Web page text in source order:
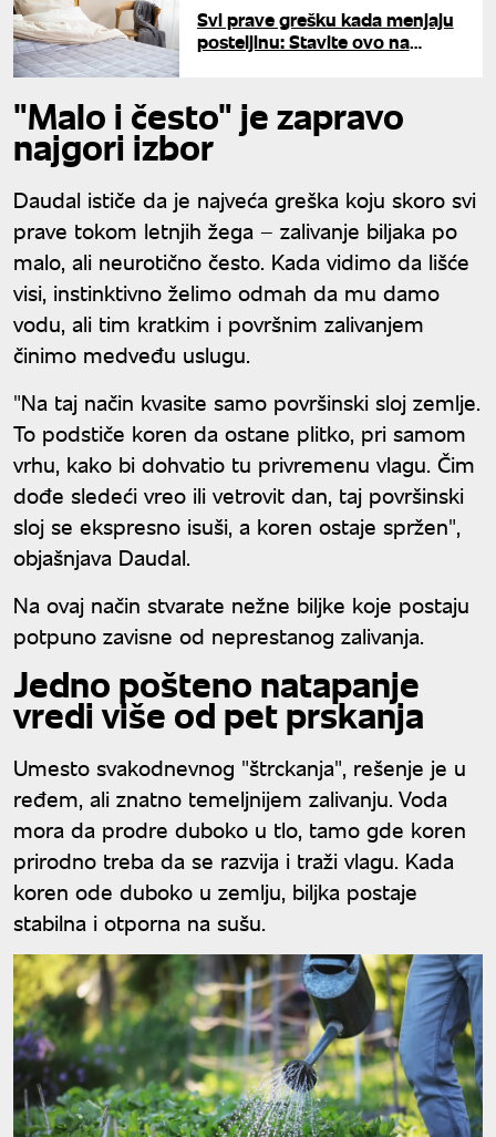
Svi prave grešku kada menjaju
posteljinu: Stavite ovo na
"Malo i često" je zapravo
najgori izbor
Daudal ističe da je najveća greška koju skoro svi
prave tokom letnjih žega – zalivanje biljaka po
malo, ali neurotično često. Kada vidimo da lišće
visi, instinktivno želimo odmah da mu damo
vodu, ali tim kratkim i površnim zalivanjem
činimo medveđu uslugu.
"Na taj način kvasite samo površinski sloj zemlje.
To podstiče koren da ostane plitko, pri samom
vrhu, kako bi dohvatio tu privremenu vlagu. Čim
dođe sledeći vreo ili vetrovit dan, taj površinski
sloj se ekspresno isuši, a koren ostaje spržen",
objašnjava Daudal.
Na ovaj način stvarate nežne biljke koje postaju
potpuno zavisne od neprestanog zalivanja.
Jedno pošteno natapanje
vredi više od pet prskanja
Umesto svakodnevnog "štrckanja", rešenje je u
ređem, ali znatno temeljnijem zalivanju. Voda
mora da prodre duboko u tlo, tamo gde koren
prirodno treba da se razvija i traži vlagu. Kada
koren ode duboko u zemlju, biljka postaje
stabilna i otporna na sušu.